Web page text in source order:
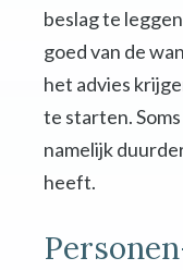
beslag te
goed van de
het advies
te starten.
namelijk
heeft.